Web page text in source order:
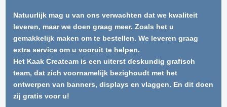
Natuurlijk mag u van ons verwachten dat we kwaliteit
leveren, maar we doen graag meer. Zoals het u
gemakkelijk maken om te bestellen. We leveren graag
extra service om u vooruit te helpen.
Het Kaak Createam is een uiterst deskundig grafisch
team, dat zich voornamelijk bezighoudt met het
ontwerpen van banners, displays en vlaggen. En dit doen
zij gratis voor u!